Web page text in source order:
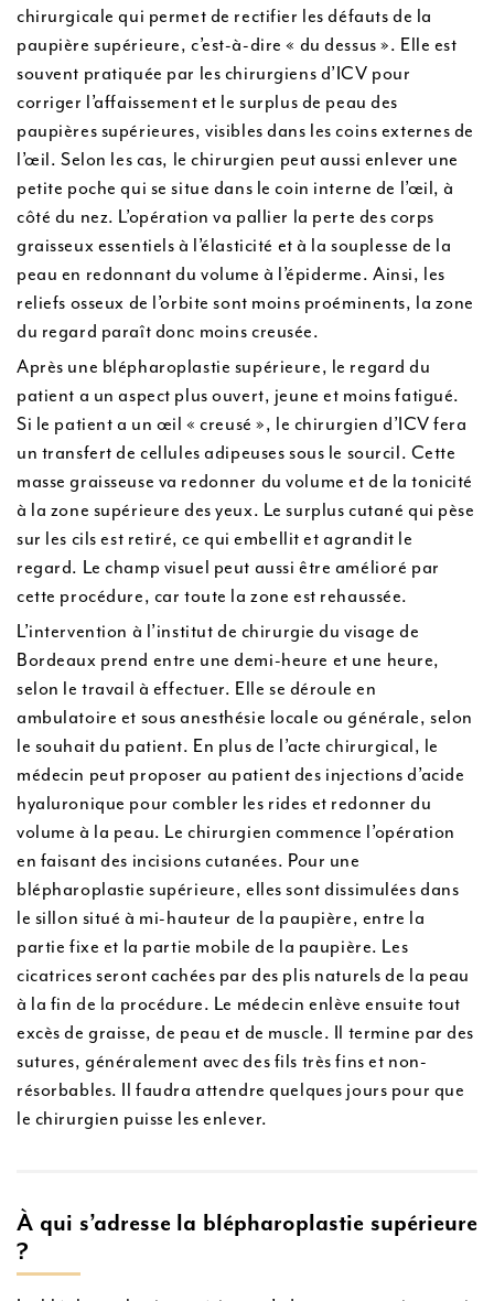
chirurgicale qui permet de rectifier les défauts de la
paupière supérieure, c’est-à-dire « du dessus ». Elle est
souvent pratiquée par les chirurgiens d’ICV pour
corriger l’affaissement et le surplus de peau des
paupières supérieures, visibles dans les coins externes de
l’œil. Selon les cas, le chirurgien peut aussi enlever une
petite poche qui se situe dans le coin interne de l’œil, à
côté du nez. L’opération va pallier la perte des corps
graisseux essentiels à l’élasticité et à la souplesse de la
peau en redonnant du volume à l’épiderme. Ainsi, les
reliefs osseux de l’orbite sont moins proéminents, la zone
du regard paraît donc moins creusée.
Après une blépharoplastie supérieure, le regard du
patient a un aspect plus ouvert, jeune et moins fatigué.
Si le patient a un œil « creusé », le chirurgien d’ICV fera
un transfert de cellules adipeuses sous le sourcil. Cette
masse graisseuse va redonner du volume et de la tonicité
à la zone supérieure des yeux. Le surplus cutané qui pèse
sur les cils est retiré, ce qui embellit et agrandit le
regard. Le champ visuel peut aussi être amélioré par
cette procédure, car toute la zone est rehaussée.
L’intervention à l’institut de chirurgie du visage de
Bordeaux prend entre une demi-heure et une heure,
selon le travail à effectuer. Elle se déroule en
ambulatoire et sous anesthésie locale ou générale, selon
le souhait du patient. En plus de l’acte chirurgical, le
médecin peut proposer au patient des injections d’acide
hyaluronique pour combler les rides et redonner du
volume à la peau. Le chirurgien commence l’opération
en faisant des incisions cutanées. Pour une
blépharoplastie supérieure, elles sont dissimulées dans
le sillon situé à mi-hauteur de la paupière, entre la
partie fixe et la partie mobile de la paupière. Les
cicatrices seront cachées par des plis naturels de la peau
à la fin de la procédure. Le médecin enlève ensuite tout
excès de graisse, de peau et de muscle. Il termine par des
sutures, généralement avec des fils très fins et non-
résorbables. Il faudra attendre quelques jours pour que
le chirurgien puisse les enlever.
À qui s’adresse la blépharoplastie supérieure
?